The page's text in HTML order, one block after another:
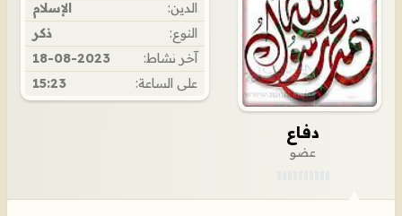
دفاع
عضو
الدين:
الإسلام
النوع:
ذكر
آخر نشاط:
18-08-2023
على الساعة:
15:23